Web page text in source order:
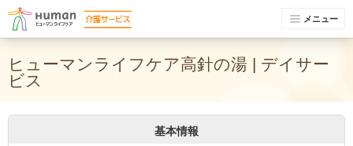
メニュー
ヒューマンライフケア高針の湯 | デイサー
ビス
基本情報